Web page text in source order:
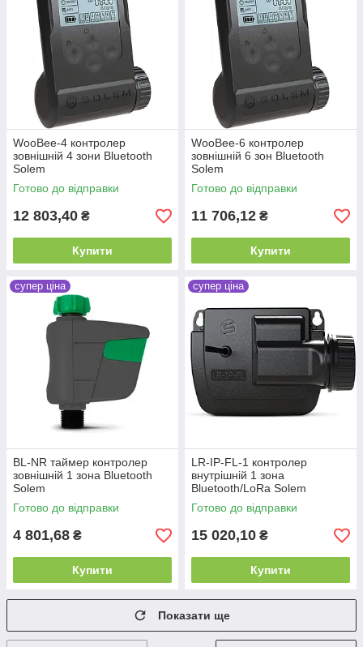
WooBee-4 контролер
зовнішній 4 зони Bluetooth
Solem
Готово до відправки
12 803,40 ₴
Купити
WooBee-6 контролер
зовнішній 6 зон Bluetooth
Solem
Готово до відправки
11 706,12 ₴
Купити
супер ціна
BL-NR таймер контролер
зовнішній 1 зона Bluetooth
Solem
Готово до відправки
4 801,68 ₴
Купити
супер ціна
LR-IP-FL-1 контролер
внутрішній 1 зона
Bluetooth/LoRa Solem
Готово до відправки
15 020,10 ₴
Купити
Показати ще